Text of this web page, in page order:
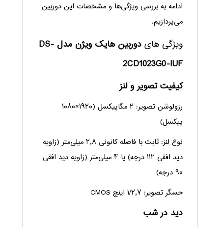
ادامه به بررسی ویژگی‌ها و مشخصات این دوربین
می‌پردازیم.
ویژگی های
دوربین هایک ویژن مدل DS-
2CD1023G0-IUF
کیفیت تصویر و لنز
رزولوشن تصویر: ۲ مگاپیکسل (۱۹۲۰×۱۰۸۰
پیکسل)
نوع لنز: ثابت با فاصله کانونی ۲٫۸ میلی‌متر (زاویه
دید افقی ۱۱۲ درجه) یا ۴ میلی‌متر (زاویه دید افقی
۹۰ درجه)
حسگر تصویر: ۱/۲٫۷ اینچ CMOS
دید در شب